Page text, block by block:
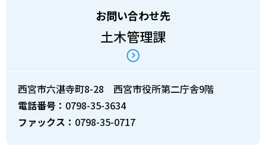
お問い合わせ先
土木管理課
西宮市六湛寺町8-28 西宮市役所第二庁舎9階
電話番号： 0798-35-3634
ファックス： 0798-35-0717